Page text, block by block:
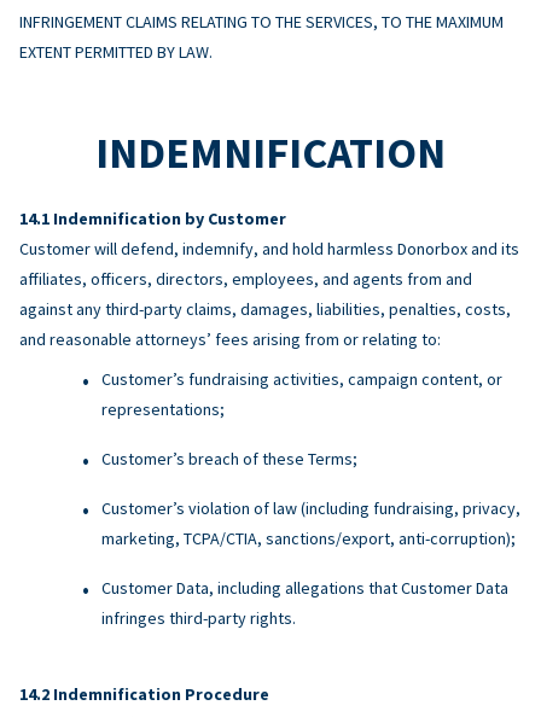
INFRINGEMENT CLAIMS RELATING TO THE SERVICES, TO THE MAXIMUM
EXTENT PERMITTED BY LAW.
INDEMNIFICATION
Indemnification by Customer
Customer will defend, indemnify, and hold harmless Donorbox and its
affiliates, officers, directors, employees, and agents from and
against any third-party claims, damages, liabilities, penalties, costs,
and reasonable attorneys’ fees arising from or relating to:
Customer’s fundraising activities, campaign content, or
representations;
Customer’s breach of these Terms;
Customer’s violation of law (including fundraising, privacy,
marketing, TCPA/CTIA, sanctions/export, anti-corruption);
Customer Data, including allegations that Customer Data
infringes third-party rights.
Indemnification Procedure